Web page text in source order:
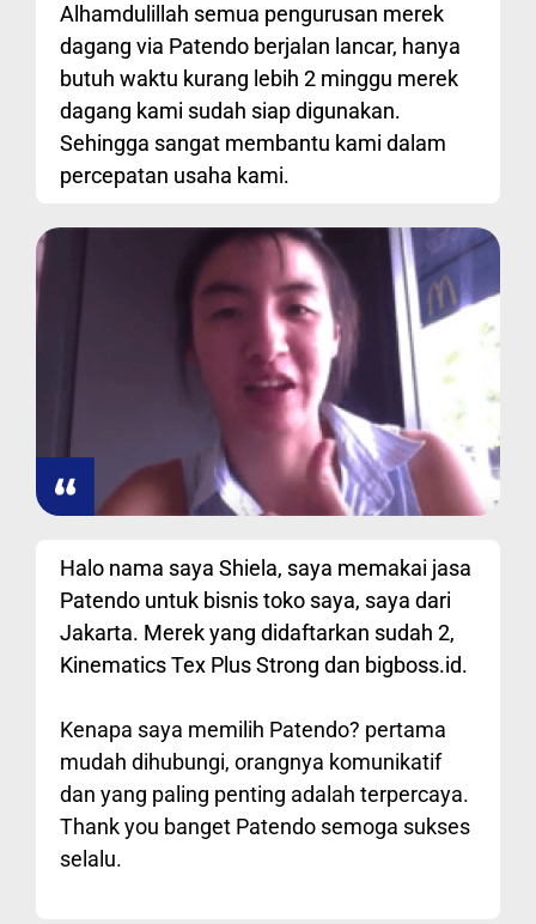
Alhamdulillah semua pengurusan merek
dagang via Patendo berjalan lancar, hanya
butuh waktu kurang lebih 2 minggu merek
dagang kami sudah siap digunakan.
Sehingga sangat membantu kami dalam
percepatan usaha kami.
Halo nama saya Shiela, saya memakai jasa
Patendo untuk bisnis toko saya, saya dari
Jakarta. Merek yang didaftarkan sudah 2,
Kinematics Tex Plus Strong dan bigboss.id.
Kenapa saya memilih Patendo? pertama
mudah dihubungi, orangnya komunikatif
dan yang paling penting adalah terpercaya.
Thank you banget Patendo semoga sukses
selalu.